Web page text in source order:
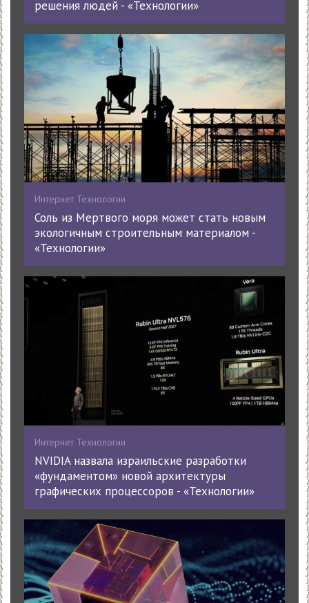
решения людей - «Технологии»
Интернет Технологии
Соль из Мертвого моря может стать новым
экологичным строительным материалом -
«Технологии»
Интернет Технологии
NVIDIA назвала израильские разработки
«фундаментом» новой архитектуры
графических процессоров - «Технологии»